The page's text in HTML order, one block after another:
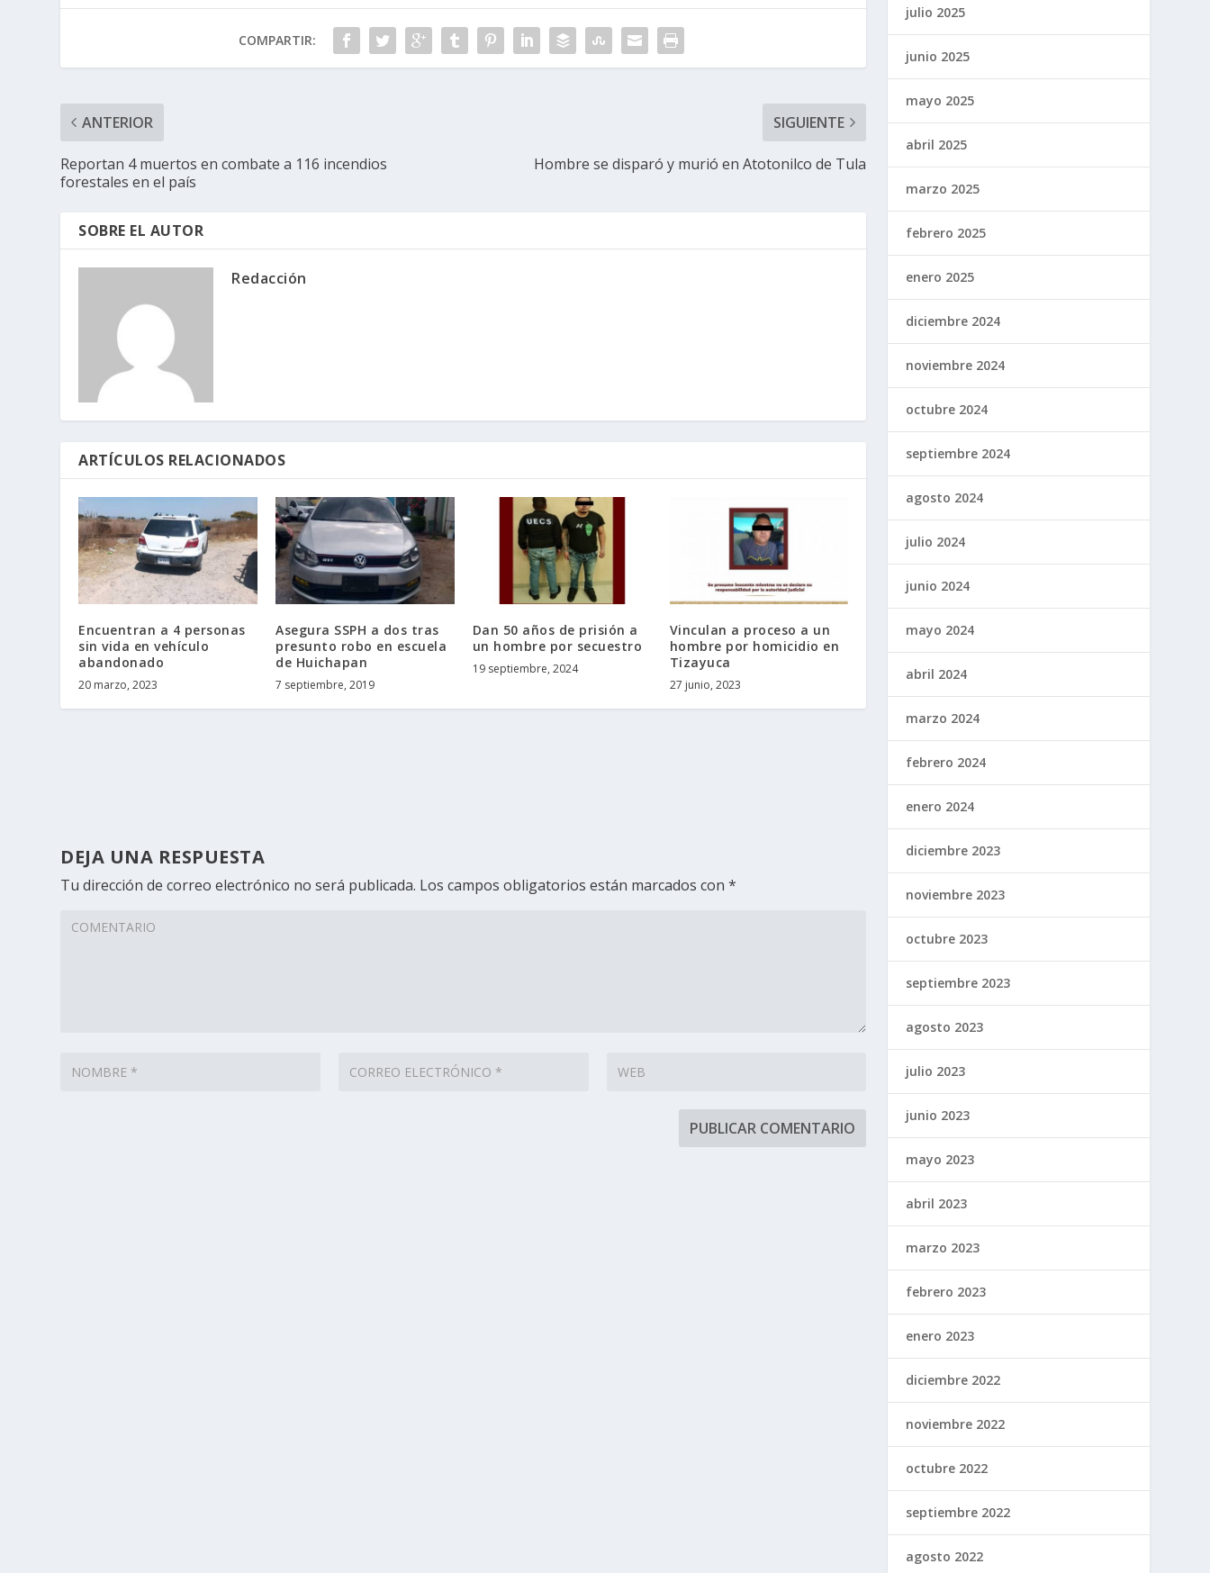
COMPARTIR:
ANTERIOR
Reportan 4 muertos en combate a 116 incendios
forestales en el país
SIGUIENTE
Hombre se disparó y murió en Atotonilco de Tula
SOBRE EL AUTOR
Redacción
ARTÍCULOS RELACIONADOS
Encuentran a 4 personas
sin vida en vehículo
abandonado
20 marzo, 2023
Asegura SSPH a dos tras
presunto robo en escuela
de Huichapan
7 septiembre, 2019
Dan 50 años de prisión a
un hombre por secuestro
19 septiembre, 2024
Vinculan a proceso a un
hombre por homicidio en
Tizayuca
27 junio, 2023
DEJA UNA RESPUESTA
Tu dirección de correo electrónico no será publicada. Los campos obligatorios están marcados con*
julio 2025
junio 2025
mayo 2025
abril 2025
marzo 2025
febrero 2025
enero 2025
diciembre 2024
noviembre 2024
octubre 2024
septiembre 2024
agosto 2024
julio 2024
junio 2024
mayo 2024
abril 2024
marzo 2024
febrero 2024
enero 2024
diciembre 2023
noviembre 2023
octubre 2023
septiembre 2023
agosto 2023
julio 2023
junio 2023
mayo 2023
abril 2023
marzo 2023
febrero 2023
enero 2023
diciembre 2022
noviembre 2022
octubre 2022
septiembre 2022
agosto 2022